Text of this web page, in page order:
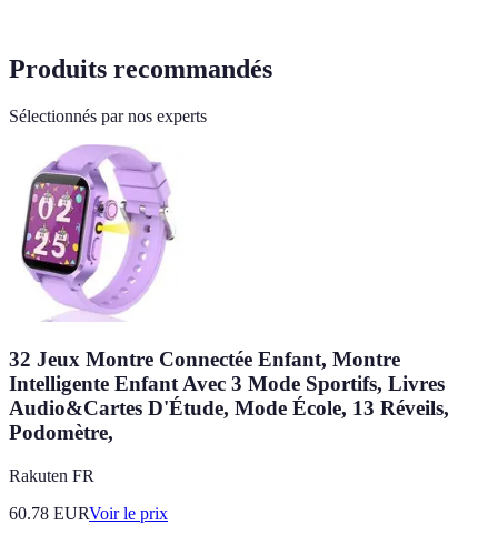
Produits recommandés
Sélectionnés par nos experts
32 Jeux Montre Connectée Enfant, Montre
Intelligente Enfant Avec 3 Mode Sportifs, Livres
Audio&Cartes D'Étude, Mode École, 13 Réveils,
Podomètre,
Rakuten FR
60.78 EURVoir le prix